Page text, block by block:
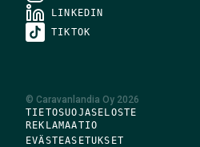
LINKEDIN
TIKTOK
© Caravanlandia Oy 2026
TIETOSUOJASELOSTE
REKLAMAATIO
EVÄSTEASETUKSET